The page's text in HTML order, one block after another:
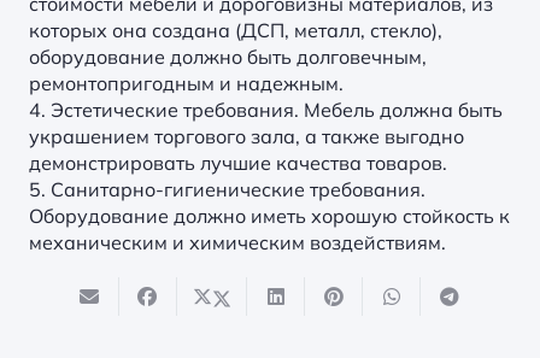
которых она создана (ДСП, металл, стекло),
оборудование должно быть долговечным,
ремонтопригодным и надежным.
4. Эстетические требования. Мебель должна быть
украшением торгового зала, а также выгодно
демонстрировать лучшие качества товаров.
5. Санитарно-гигиенические требования.
Оборудование должно иметь хорошую стойкость к
механическим и химическим воздействиям.